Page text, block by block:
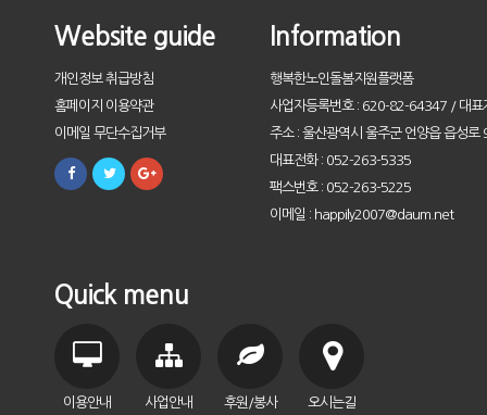
Website guide
개인정보 취급방침
홈페이지 이용약관
이메일 무단수집거부
Information
행복한노인돌봄지원플랫폼
사업자등록번호 : 620-82-64347 / 대표
주소 : 울산광역시 울주군 언양읍 읍성로
대표전화 : 052-263-5335
팩스번호 : 052-263-5225
이메일 : happily2007@daum.net
Quick menu
이용안내 사업안내 후원/봉사 오시는길